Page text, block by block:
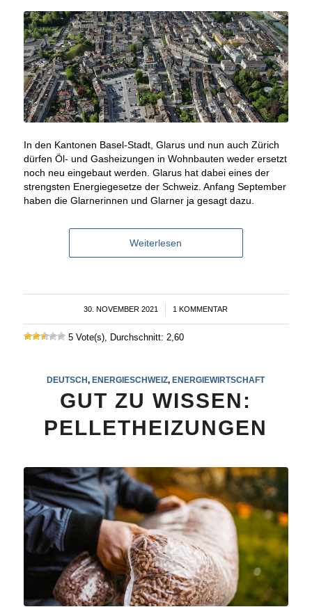
In den Kantonen Basel-Stadt, Glarus und nun auch Zürich
dürfen Öl- und Gasheizungen in Wohnbauten weder ersetzt
noch neu eingebaut werden. Glarus hat dabei eines der
strengsten Energiegesetze der Schweiz. Anfang September
haben die Glarnerinnen und Glarner ja gesagt dazu.
Weiterlesen
30. NOVEMBER 2021
/ 1 KOMMENTAR
5 Vote(s), Durchschnitt: 2,60
DEUTSCH,ENERGIESCHWEIZ,ENERGIEWIRTSCHAFT
GUT ZU WISSEN:
PELLETHEIZUNGEN